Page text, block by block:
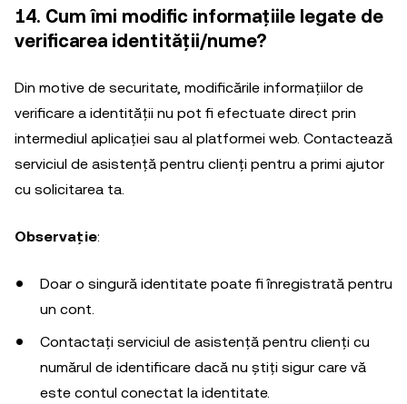
14. Cum îmi modific informațiile legate de
verificarea identității/nume?
Din motive de securitate, modificările informațiilor de
verificare a identității nu pot fi efectuate direct prin
intermediul aplicației sau al platformei web. Contactează
serviciul de asistență pentru clienți pentru a primi ajutor
cu solicitarea ta.
Observație:
Doar o singură identitate poate fi înregistrată pentru
un cont.
Contactați serviciul de asistență pentru clienți cu
numărul de identificare dacă nu știți sigur care vă
este contul conectat la identitate.